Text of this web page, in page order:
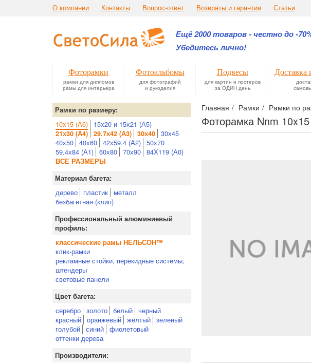
О компании Контакты Вопрос-ответ Возвраты и гарантии Статьи
Ещё 2000 товаров - честно до -
Убедитесь лично!
Фоторамки
рамки для дипломов
рамы для интерьера
Фотоальбомы
для фотографий
и рукоделия
Подвесы
для картин и постеров
за ОДИН день
Доставка
Главная Рамки Рамки по
Фоторамка Nnm
Рамки по размеру:
10х15 (А6) 15х20 и 15х21 (А5)
21х30 (А4) 29.7х42 (А3) 30х40
30х45
40х50 40х60 42х59.4 (А2) 50х70
59.4х84 (А1) 60х80 70х90 84Х119 (А0)
ВСЕ РАЗМЕРЫ
Материал багета:
дерево пластик
металл
безбагетная (клип)
Профессиональный алюминиевый
профиль:
классические рамы НЕЛЬСОН™
клик-рамки
рекламные стойки, перекидные системы,
штендеры
световые панели
Цвет багета:
серебро золото белый черный
красный оранжевый желтый зеленый
голубой синий фиолетовый
оттенки дерева
Производители: